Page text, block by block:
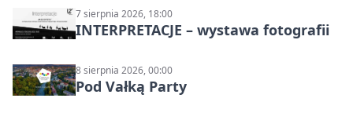
Fotograficznego
7 sierpnia 2026, 18:00
INTERPRETACJE – wystawa fotografii
8 sierpnia 2026, 00:00
Pod Vałką Party